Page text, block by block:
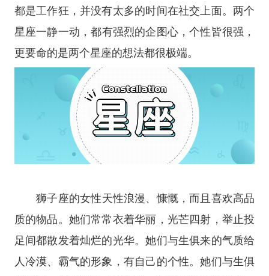
都是工作狂，并没有太多的时间在社交上面。两个
星座一静一动，都有强烈的企图心，个性皆很强，
更要命的是两个星座的想法都很极端。
狮子座的女性天性浪漫、慷慨，而且喜欢高品
质的物品。她们常常衣着华丽，光芒四射，举止投
足间都散发着灿烂的光华。她们与生俱来的气质给
人冷漠、霸气的形象，有自己的个性。她们与生俱